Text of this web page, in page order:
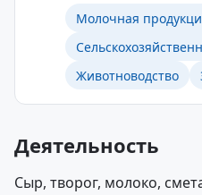
Молочная
Животноводство
Деятельность
Сыр, творог, молоко,